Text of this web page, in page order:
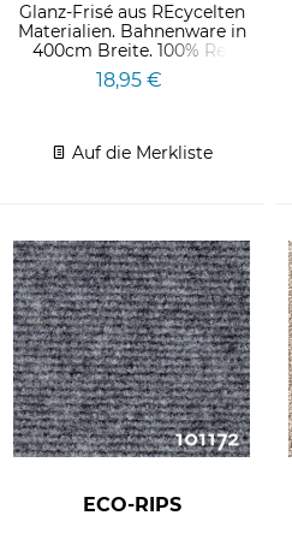
Glanz-Frisé aus REcycelten
Materialien. Bahnenware in
400cm Breite. 100% Re-
Verse PET
18,95 €
Auf die Merkliste
ECO-RIPS